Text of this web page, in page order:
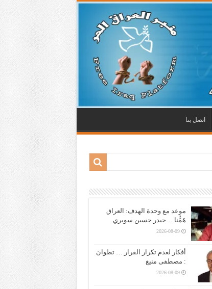
اتصل بنا
موعد مع وحدة الهدف: العراق
هَمُّنا …حيدر حسين سويري
2026-08-09
أفكار لعدم تكرار الفرار … تطوان
: مصطفى منيغ
2026-08-09